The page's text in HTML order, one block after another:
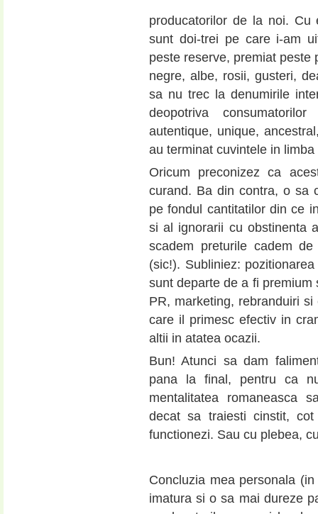
producatorilor de la noi.
sunt doi-trei pe care i-am
peste reserve, premiat peste
negre, albe, rosii, gusteri,
sa nu trec la denumirile
deopotriva
autentique, unique,
au terminat cuvintele in limba
Oricum preconizez ca
curand. Ba din contra, o sa
pe fondul cantitatilor din ce
si al ignorarii cu obstinenta
scadem preturile cadem
(sic!). Subliniez:
sunt departe de a fi premium
PR, marketing, rebranduiri
care il primesc efectiv in
altii in atatea ocazii.
Bun! Atunci sa dam
pana la final, pentru ca
mentalitatea romaneasca
decat sa traiesti cinstit,
functionezi. Sau cu plebea,
Concluzia mea personala
imatura si o sa mai dureze